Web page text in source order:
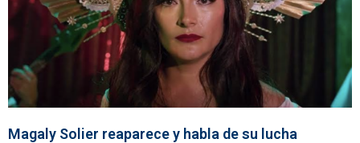
Magaly Solier reaparece y habla de su lucha